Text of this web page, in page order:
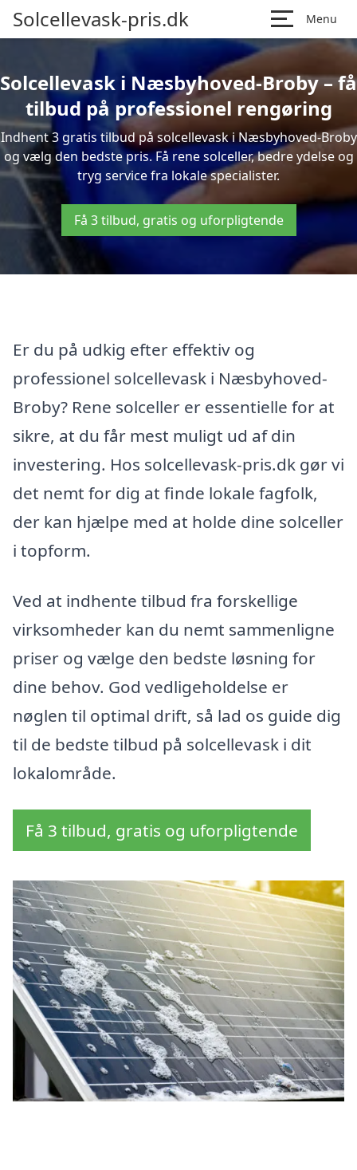
Solcellevask-pris.dk Menu
Solcellevask i Næsbyhoved-Broby – få
tilbud på professionel rengøring
Indhent 3 gratis tilbud på solcellevask i Næsbyhoved-Broby
og vælg den bedste pris. Få rene solceller, bedre ydelse og
tryg service fra lokale specialister.
Få 3 tilbud, gratis og uforpligtende
Er du på udkig efter effektiv og
professionel solcellevask i Næsbyhoved-
Broby? Rene solceller er essentielle for at
sikre, at du får mest muligt ud af din
investering. Hos solcellevask-pris.dk gør vi
det nemt for dig at finde lokale fagfolk,
der kan hjælpe med at holde dine solceller
i topform.
Ved at indhente tilbud fra forskellige
virksomheder kan du nemt sammenligne
priser og vælge den bedste løsning for
dine behov. God vedligeholdelse er
nøglen til optimal drift, så lad os guide dig
til de bedste tilbud på solcellevask i dit
lokalområde.
Få 3 tilbud, gratis og uforpligtende